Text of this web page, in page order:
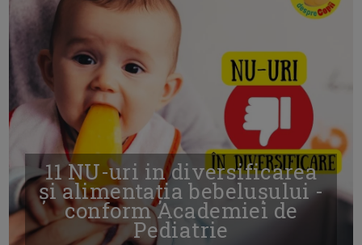
11 NU-uri in diversificarea
și alimentația bebelușului -
conform Academiei de
Pediatrie